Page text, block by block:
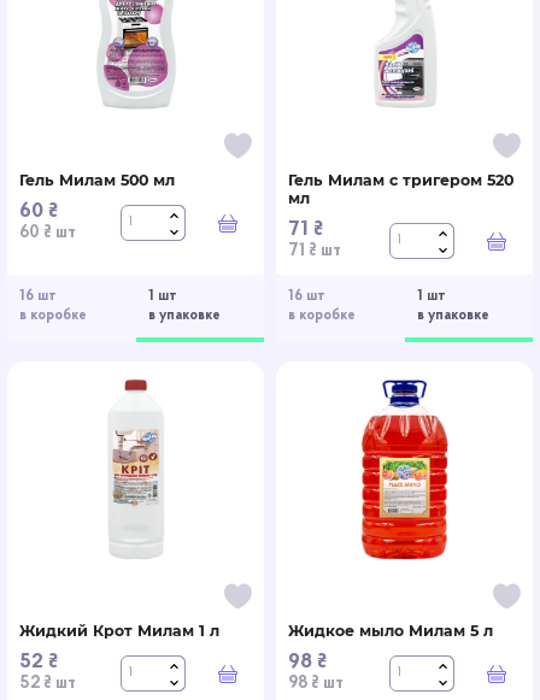
16 шт
в коробке
1 шт
в упаковке
Гель Милам 500 мл
60 ₴
60 ₴ шт В корзину
16 шт
в коробке
1 шт
в упаковке
Гель Милам с тригером 520
мл
71 ₴
71 ₴ шт В
Жидкий Крот Милам 1 л
52 ₴
52 ₴ шт В корзину
Жидкое мыло Милам 5 л
98 ₴
98 ₴ шт В